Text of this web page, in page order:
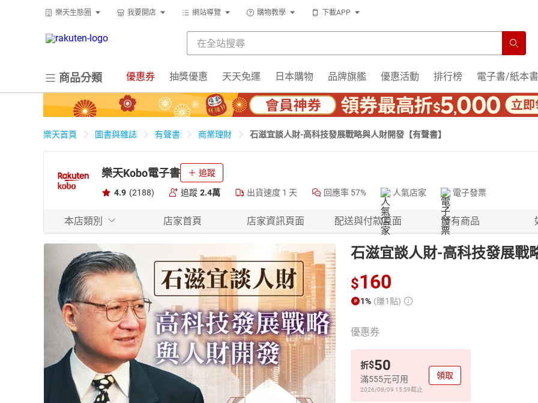
樂天生態圈 我要開店 網站導覽 購物教學 下載APP
商品分類 優惠券 抽獎優惠 天天免運 日本購物 品牌旗艦 優惠活動 排行榜 電子書/紙本書
樂天首頁 圖書與雜誌 有聲書 商業理財 石滋宜談人財-高科技發展戰略與人財開發【有聲書】
樂天Kobo電子書 追蹤
4.9 (2188) 追蹤 2.4萬 出貨速度 1 天 回應率 57% 人氣店家 電子發票
本店類別 店家首頁 店家資訊頁面 配送與付款頁面 所有商品
石滋宜談人財-高科技發展戰
$160
1% (賺1點)
優惠券
折$50
滿555元可用
2026/08/09 15:59截止
領取